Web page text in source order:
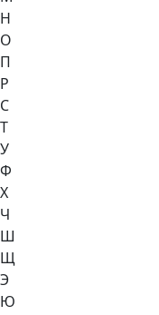
Н
О
П
Р
С
Т
У
Ф
Х
Ч
Ш
Щ
Э
Ю